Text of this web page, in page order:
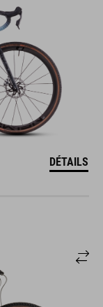
DÉTAILS